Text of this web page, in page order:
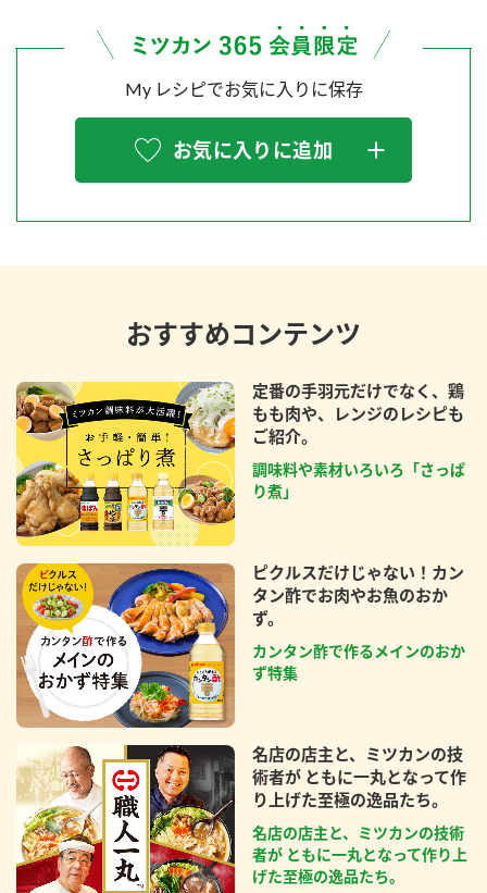
My レシピでお気に入りに保存
お気に入りに追加
おすすめコンテンツ
定番の手羽元だけでなく、鶏
もも肉や、レンジのレシピも
ご紹介。
調味料や素材いろいろ「さっぱ
り煮」
ピクルスだけじゃない！カン
タン酢でお肉やお魚のおか
ず。
カンタン酢で作るメインのおか
ず特集
名店の店主と、ミツカンの技
術者が ともに一丸となって作
り上げた至極の逸品たち。
名店の店主と、ミツカンの技術
者が ともに一丸となって作り上
げた至極の逸品たち。